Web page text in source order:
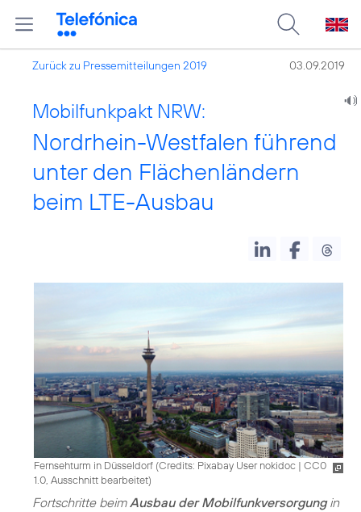
Zurück zu Pressemitteilungen 2019 03.09.2019
Mobilfunkpakt NRW:
Nordrhein-Westfalen führend
unter den Flächenländern
beim LTE-Ausbau
Fernsehturm in Düsseldorf (Credits: Pixabay User nokidoc | CC0
1.0, Ausschnitt bearbeitet)
Fortschritte beimAusbau der Mobilfunkversorgungin